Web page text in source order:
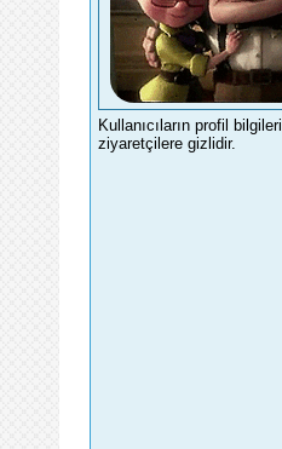
Kullanıcıların profil bilgileri
ziyaretçilere gizlidir.